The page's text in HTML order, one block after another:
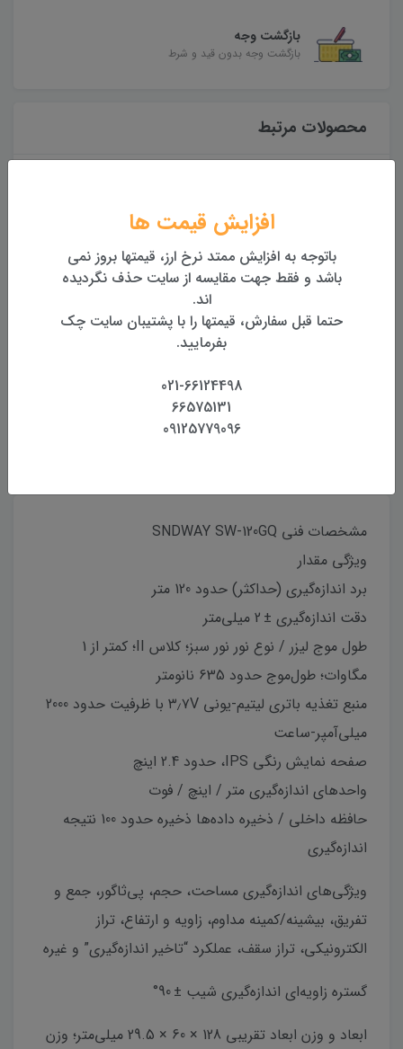
بازگشت وجه
بازگشت وجه بدون قید و شرط
محصولات مرتبط
عینک ایمنی مخصوص متر و
400,000 تومان
مشخصات فنی SNDWAY SW‑120GQ
ویژگی مقدار
برد اندازه‌گیری (حداکثر) حدود 120 متر
دقت اندازه‌گیری ± 2 میلی‌متر
طول موج لیزر / نوع نور نور سبز؛ کلاس II؛ کمتر از 1
مگاوات؛ طول‌موج حدود 635 نانومتر
منبع تغذیه باتری لیتیم‑یونی ۳٫۷V با ظرفیت حدود 2000
میلی‌آمپر‑ساعت
صفحه نمایش رنگی IPS، حدود 2.4 اینچ
واحدهای اندازه‌گیری متر / اینچ / فوت
حافظه داخلی / ذخیره داده‌ها ذخیره حدود 100 نتیجه
اندازه‌گیری
ویژگی‌های اندازه‌گیری مساحت، حجم، پی‌ثاگور، جمع و
تفریق، بیشینه/کمینه مداوم، زاویه و ارتفاع، تراز
الکترونیکی، تراز سقف، عملکرد “تاخیر اندازه‌گیری” و غیره
گستره زاویه‌ای اندازه‌گیری شیب ± 90°
ابعاد و وزن ابعاد تقریبی 128 × 60 × 29.5 میلی‌متر؛ وزن
افزایش قیمت ها
باتوجه به افزایش ممتد نرخ ارز، قیمتها بروز نمی
باشد و فقط جهت مقایسه از سایت حذف نگردیده
اند.
حتما قبل سفارش، قیمتها را با پشتیبان سایت چک
بفرمایید.
021-66124498
66575131
09125779096